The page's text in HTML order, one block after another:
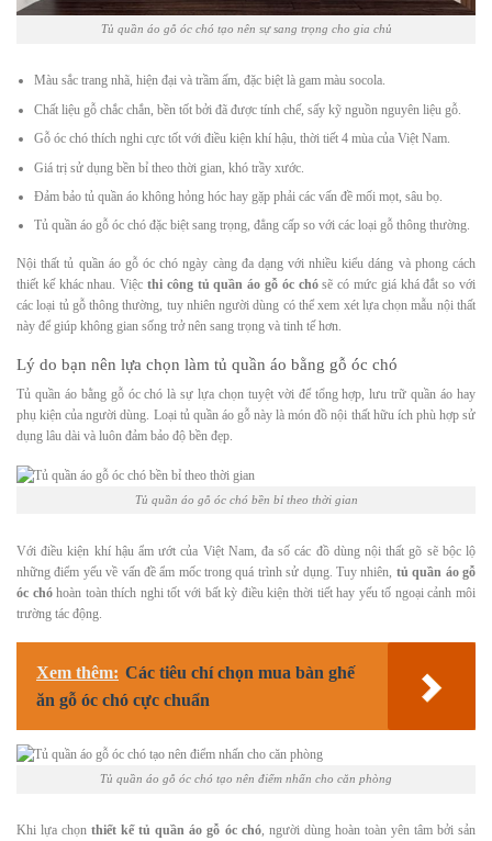
Tủ quần áo gỗ óc chó tạo nên sự sang trọng cho gia chủ
Màu sắc trang nhã, hiện đại và trầm ấm, đặc biệt là gam màu socola.
Chất liệu gỗ chắc chắn, bền tốt bởi đã được tính chế, sấy kỹ nguồn nguyên liệu gỗ.
Gỗ óc chó thích nghi cực tốt với điều kiện khí hậu, thời tiết 4 mùa của Việt Nam.
Giá trị sử dụng bền bỉ theo thời gian, khó trầy xước.
Đảm bảo tủ quần áo không hỏng hóc hay gặp phải các vấn đề mối mọt, sâu bọ.
Tủ quần áo gỗ óc chó đặc biệt sang trọng, đẳng cấp so với các loại gỗ thông thường.
Nội thất tủ quần áo gỗ óc chó ngày càng đa dạng với nhiều kiểu dáng và phong cách
thiết kế khác nhau. Việc thi công tủ quần áo gỗ óc chósẽ có mức giá khá đắt so với
các loại tủ gỗ thông thường, tuy nhiên người dùng có thể xem xét lựa chọn mẫu nội thất
này để giúp không gian sống trở nên sang trọng và tinh tế hơn.
Lý do bạn nên lựa chọn làm tủ quần áo bằng gỗ óc chó
Tủ quần áo bằng gỗ óc chó là sự lựa chọn tuyệt vời để tổng hợp, lưu trữ quần áo hay
phụ kiện của người dùng. Loại tủ quần áo gỗ này là món đồ nội thất hữu ích phù hợp sử
dụng lâu dài và luôn đảm bảo độ bền đẹp.
Tủ quần áo gỗ óc chó bền bỉ theo thời gian
Với điều kiện khí hậu ẩm ướt của Việt Nam, đa số các đồ dùng nội thất gõ sẽ bộc lộ
những điểm yếu về vấn đề ẩm mốc trong quá trình sử dụng. Tuy nhiên, tủ quần áo gỗ
óc chóhoàn toàn thích nghi tốt với bất kỳ điều kiện thời tiết hay yếu tố ngoại cảnh môi
trường tác động.
Xem thêm: Các tiêu chí chọn mua bàn ghế
ăn gỗ óc chó cực chuẩn
Tủ quần áo gỗ óc chó tạo nên điểm nhấn cho căn phòng
Khi lựa chọnthiết kế tủ quần áo gỗ óc chó, người dùng hoàn toàn yên tâm bởi sản